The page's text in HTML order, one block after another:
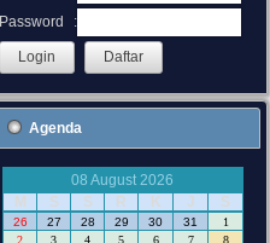
Password
:
Agenda
08 August 2026
M
S S R K J S
26 27 28 29 30 31
1
2
3 4 5 6 7
8